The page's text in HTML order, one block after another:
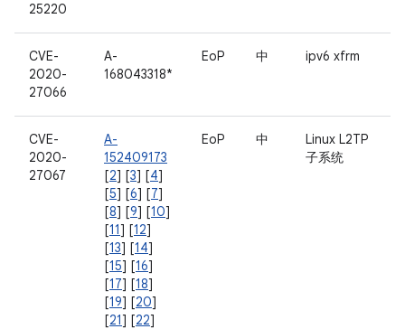
25220
CVE-
2020-
27066
A-
168043318*
EoP 中 ipv6 xfrm
CVE-
2020-
27067
A-
152409173
[2] [3] [4]
[5] [6] [7]
[8] [9] [10]
[11] [12]
[13] [14]
[15] [16]
[17] [18]
[19] [20]
[21] [22]
EoP 中
Linux L2TP
子系统